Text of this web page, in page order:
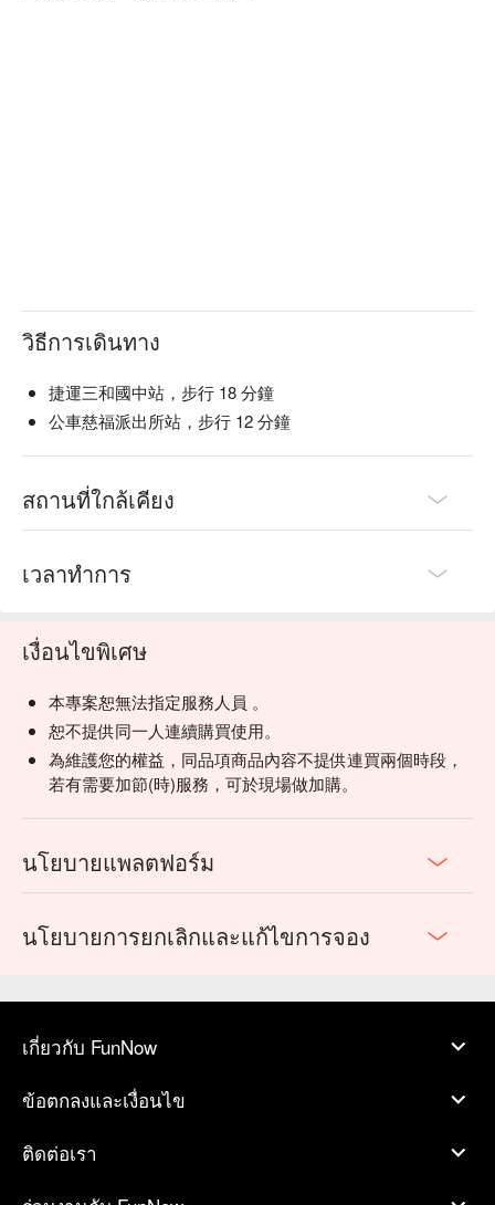
วิธีการเดินทาง
捷運三和國中站，步行 18 分鐘
公車慈福派出所站，步行 12 分鐘
สถานที่ใกล้เคียง
เวลาทำการ
เงื่อนไขพิเศษ
本專案恕無法指定服務人員 。
恕不提供同一人連續購買使用。
為維護您的權益，同品項商品內容不提供連買兩個時段，
若有需要加節(時)服務，可於現場做加購。
นโยบายแพลตฟอร์ม
นโยบายการยกเลิกและแก้ไขการจอง
เกี่ยวกับ FunNow
ข้อตกลงและเงื่อนไข
ติดต่อเรา